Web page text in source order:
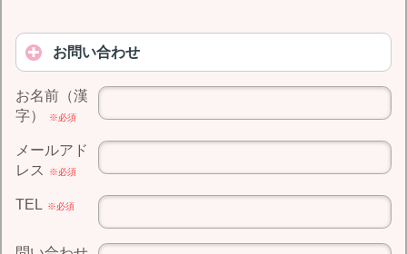
お問い合わせ
お名前（漢
字）
※必須
メールアド
レス
※必須
TEL ※必須